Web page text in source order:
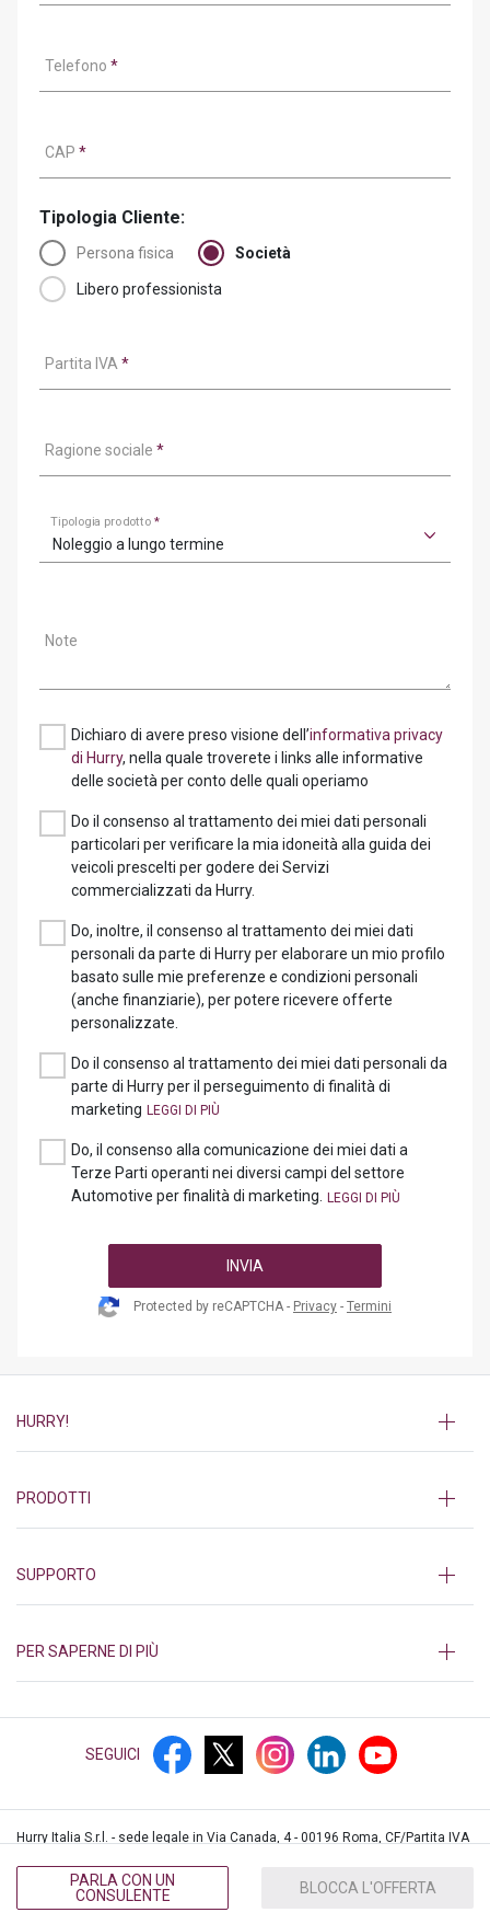
Telefono *
CAP *
Tipologia Cliente:
Persona fisica Società
Libero professionista
Partita IVA *
Ragione sociale *
Tipologia prodotto*
Noleggio a lungo termine
Note
Dichiaro di avere preso visione dell’informativa privacy
di Hurry, nella quale troverete i links alle informative
delle società per conto delle quali operiamo
Do il consenso al trattamento dei miei dati personali
particolari per verificare la mia idoneità alla guida dei
veicoli prescelti per godere dei Servizi
commercializzati da Hurry.
Do, inoltre, il consenso al trattamento dei miei dati
personali da parte di Hurry per elaborare un mio profilo
basato sulle mie preferenze e condizioni personali
(anche finanziarie), per potere ricevere offerte
personalizzate.
Do il consenso al trattamento dei miei dati personali da
parte di Hurry per il perseguimento di finalità di
marketing
Do, il consenso alla comunicazione dei miei dati a
Terze Parti operanti nei diversi campi del settore
Automotive per finalità di marketing.
INVIA
Protected by reCAPTCHA - Privacy - Termini
PARLA CON UN
CONSULENTE
BLOCCA L'OFFERTA
HURRY!
PRODOTTI
SUPPORTO
PER SAPERNE DI PIÙ
SEGUICI
Hurry Italia S.r.l. - sede legale in Via Canada, 4 - 00196 Roma, CF/Partita IVA
COOKIES PRIVACY CALL CENTER